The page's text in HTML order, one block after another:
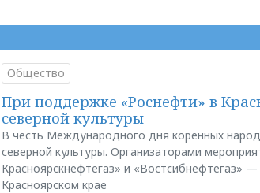
Общество
При поддержке «Роснефти» в
северной культуры
В честь Международного дня коренных
северной культуры. Организаторами
Красноярскнефтегаз» и
Красноярском крае